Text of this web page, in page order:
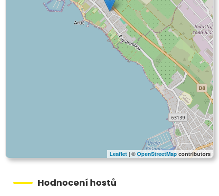
Leaflet | ©OpenStreetMap contributors
Hodnocení hostů